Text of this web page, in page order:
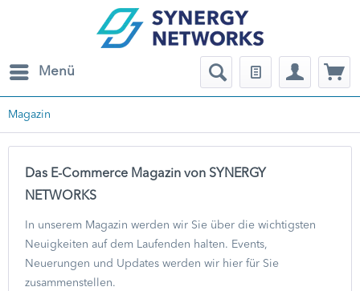
Menü
Magazin
Das E-Commerce Magazin von SYNERGY
NETWORKS
In unserem Magazin werden wir Sie über die wichtigsten
Neuigkeiten auf dem Laufenden halten. Events,
Neuerungen und Updates werden wir hier für Sie
zusammenstellen.